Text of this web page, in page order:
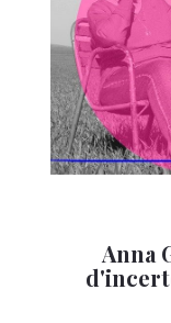
Anna